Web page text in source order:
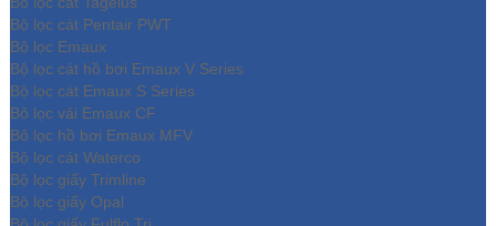
Bộ lọc cát Pentair PWT
Bộ lọc Emaux
Bộ lọc cát hồ bơi Emaux V Series
Bộ lọc cát Emaux S Series
Bộ lọc vải Emaux CF
Bô lọc hồ bơi Emaux MFV
Bộ lọc cát Waterco
Bộ lọc giấy Trimline
Bộ lọc giấy Opal